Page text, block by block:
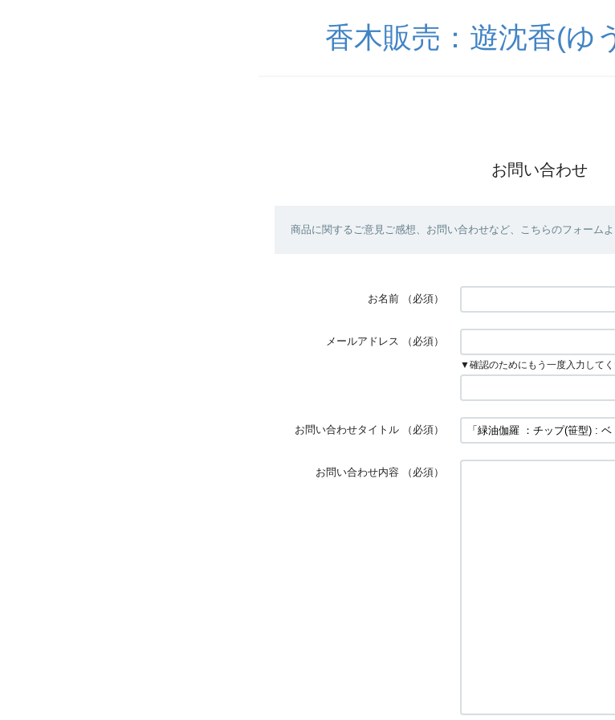
香木販売：遊沈香(ゆ
お問い合わせ
商品に関するご意見ご感想、お問い合わせなど、こちらのフォームよ
お名前 （必須）
メールアドレス （必須）
▼確認のためにもう一度入力してく
お問い合わせタイトル （必須）
お問い合わせ内容 （必須）